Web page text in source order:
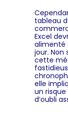
tableau
Excel
alimenté
jour. Non
cette
elle
un risque
d’oubli